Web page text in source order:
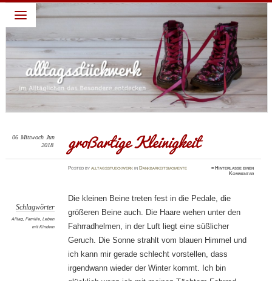
alltagsstückwerk
~ Leben lieben – Familie feiern: darum geht es in diesem
Blog: ein Jahr habe ich täglich eine Sache gepostet für die
ich Gott dankbar bin. Diese abendliche Gewohnheit verhalf
mir zu einem dankbaren Blick und deshalb schreibe ich
weiter. Dies ist nur ein Blick, ein kleiner Teil, ein kurzer
Moment meines Alltages, die schönen Momente festhalten,
die dankbaren Momente feiern…
großartige Kleinigkeit
06 Mittwoch Jun
2018
Postedbyalltagsstueckwerk in Dankbarkeitsmomente ≈ Hinterlasse einen
Kommentar
Schlagwörter
Alltag, Familie, Leben
mit Kindern
Die kleinen Beine treten fest in die Pedale, die
größeren Beine auch. Die Haare wehen unter den
Fahrradhelmen, in der Luft liegt eine süßlicher
Geruch. Die Sonne strahlt vom blauen Himmel und
ich kann mir gerade schlecht vorstellen, dass
irgendwann wieder der Winter kommt. Ich bin